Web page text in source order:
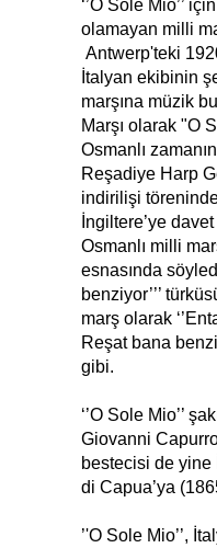
‘’O Sole Mio’’
olamayan milli
Antwerp'teki
İtalyan ekibinin
marşına müzik
Marşı olarak "O
Osmanlı
Reşadiye Harp
indirilişi
İngiltere’ye
Osmanlı milli
esnasında
benziyor’’’
marş olarak
Reşat bana
gibi.
‘’O Sole Mio’’
Giovanni
bestecisi de
di Capua’ya
’'O Sole Mio’’,